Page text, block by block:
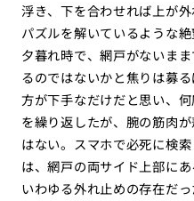
浮き、下を合わせれば上が
パズルを解いているような
夕暮れ時で、網戸がないま
るのではないかと焦りは募
方が下手なだけだと思い、
を繰り返したが、腕の筋肉
はない。スマホで必死に検
は、網戸の両サイド上部に
いわゆる外れ止めの存在だ